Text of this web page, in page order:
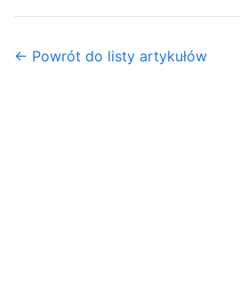
← Powrót do listy artykułów